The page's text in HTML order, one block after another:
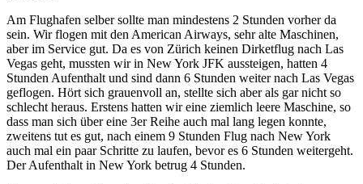
Am Flughafen selber sollte man mindestens 2 Stunden vorher da
sein. Wir flogen mit den American Airways, sehr alte Maschinen,
aber im Service gut. Da es von Zürich keinen Dirketflug nach Las
Vegas geht, mussten wir in New York JFK aussteigen, hatten 4
Stunden Aufenthalt und sind dann 6 Stunden weiter nach Las Vegas
geflogen. Hört sich grauenvoll an, stellte sich aber als gar nicht so
schlecht heraus. Erstens hatten wir eine ziemlich leere Maschine, so
dass man sich über eine 3er Reihe auch mal lang legen konnte,
zweitens tut es gut, nach einem 9 Stunden Flug nach New York
auch mal ein paar Schritte zu laufen, bevor es 6 Stunden weitergeht.
Der Aufenthalt in New York betrug 4 Stunden.